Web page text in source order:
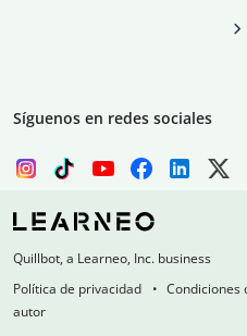
Síguenos en redes sociales
Quillbot, a Learneo, Inc. business
Política de privacidad
Condiciones
autor